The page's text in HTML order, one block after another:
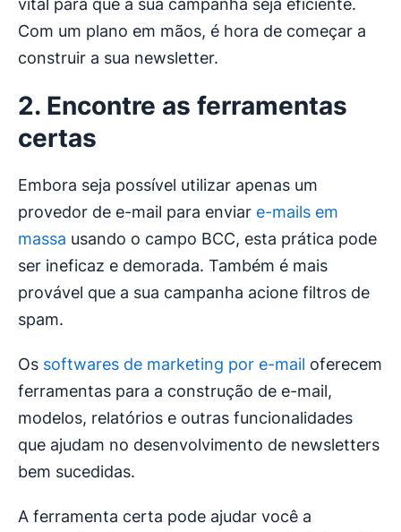
vital para que a sua campanha seja eficiente.
Com um plano em mãos, é hora de começar a
construir a sua newsletter.
2. Encontre as ferramentas
certas
Embora seja possível utilizar apenas um
provedor de e-mail para enviar e-mails em
massa usando o campo BCC, esta prática pode
ser ineficaz e demorada. Também é mais
provável que a sua campanha acione filtros de
spam.
Os softwares de marketing por e-mail oferecem
ferramentas para a construção de e-mail,
modelos, relatórios e outras funcionalidades
que ajudam no desenvolvimento de newsletters
bem sucedidas.
A ferramenta certa pode ajudar você a